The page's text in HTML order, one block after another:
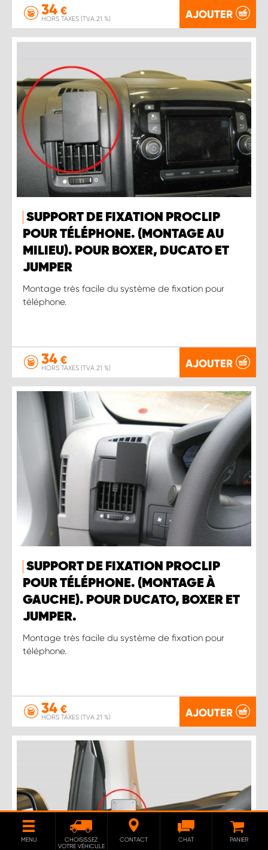
34 €
HORS TAXES (TVA 21 %) AJOUTER
SUPPORT DE FIXATION PROCLIP
POUR TÉLÉPHONE. (MONTAGE AU
MILIEU). POUR BOXER, DUCATO ET
JUMPER
Montage très facile du système de fixation pour
téléphone.
34 €
HORS TAXES (TVA 21 %) AJOUTER
SUPPORT DE FIXATION PROCLIP
POUR TÉLÉPHONE. (MONTAGE À
GAUCHE). POUR DUCATO, BOXER ET
JUMPER.
Montage très facile du système de fixation pour
téléphone.
34 €
HORS TAXES (TVA 21 %) AJOUTER
MENU
CHOISISSEZ
VOTRE VÉHICULE
CONTACT CHAT PANIER